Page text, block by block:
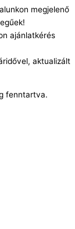
megjelenő
ajánlatkérés
aktualizált
fenntartva.